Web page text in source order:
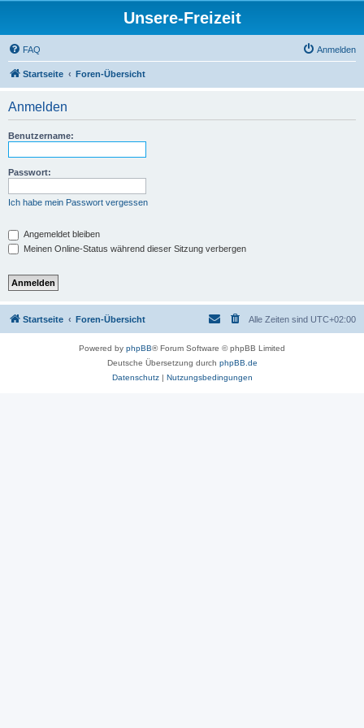
Unsere-Freizeit
FAQ Anmelden
Startseite Foren-Übersicht
Anmelden
Benutzername:
Passwort:
Ich habe mein Passwort vergessen
Angemeldet bleiben
Meinen Online-Status während dieser Sitzung verbergen
Startseite Foren-Übersicht Alle Zeiten sind UTC+02:00
Powered by phpBB® Forum Software © phpBB Limited
Deutsche Übersetzung durch phpBB.de
Datenschutz| Nutzungsbedingungen